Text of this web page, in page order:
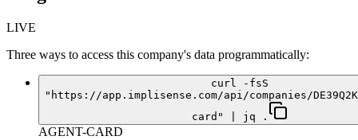
LIVE
Three ways to access this company's data programmatically:
curl -fsS
"https://app.implisense.com/api/companies/
card" | jq .
AGENT-CARD